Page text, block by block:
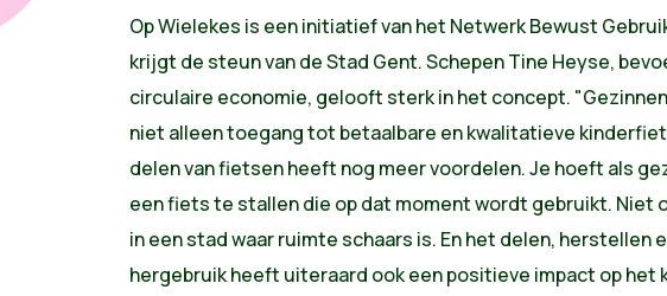
Op Wielekes is een initiatief van het Netwerk Bewust
krijgt de steun van de Stad Gent. Schepen Tine Heyse,
circulaire economie, gelooft sterk in het concept.
niet alleen toegang tot betaalbare en kwalitatieve
delen van fietsen heeft nog meer voordelen. Je hoeft als
een fiets te stallen die op dat moment wordt gebruikt. Niet
in een stad waar ruimte schaars is. En het delen, herstellen
hergebruik heeft uiteraard ook een positieve impact op het